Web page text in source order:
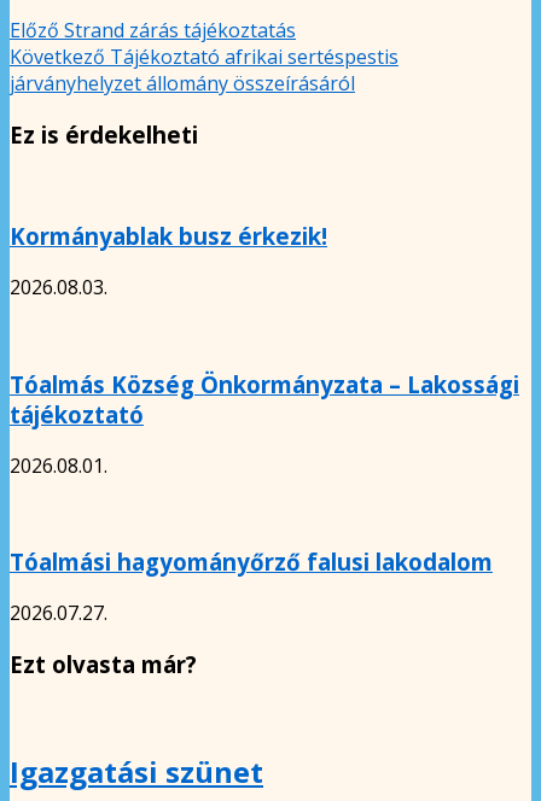
Előző Strand zárás tájékoztatás
Következő Tájékoztató afrikai sertéspestis
járványhelyzet állomány összeírásáról
Ez is érdekelheti
Kormányablak busz érkezik!
2026.08.03.
Tóalmás Község Önkormányzata – Lakossági
tájékoztató
2026.08.01.
Tóalmási hagyományőrző falusi lakodalom
2026.07.27.
Ezt olvasta már?
Igazgatási szünet